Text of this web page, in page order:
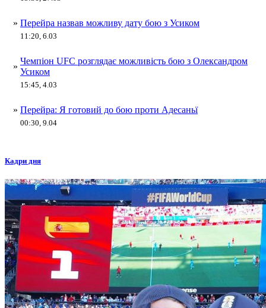
» Перейра назвав можливу дату бою з Усиком
11:20, 6.03
»
Чемпіон UFC розглядає можливість бою з Олександром
Усиком
15:45, 4.03
» Перейра: Я готовий до бою проти Адесаньї
00:30, 9.04
Кадри дня